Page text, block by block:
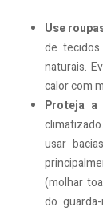
Use
de
naturais.
calor com
Proteja
usar
(molhar
do